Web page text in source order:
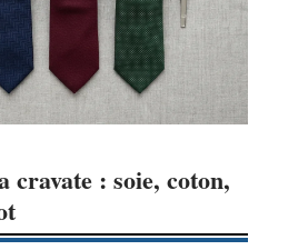
cravate : soie, coton,